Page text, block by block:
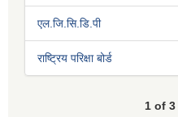
एल.जि.सि.डि.पी
राष्ट्रिय परिक्षा बोर्ड
1 of 3